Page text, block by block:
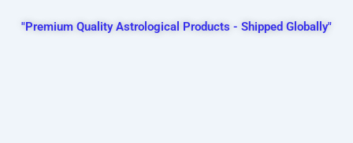
"Premium Quality Astrological Products - Shipped Globally"